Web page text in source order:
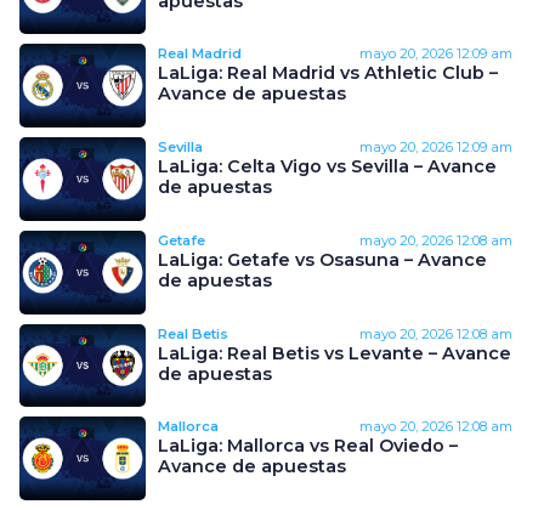
Real Madrid mayo 20, 2026 12:09 am
LaLiga: Real Madrid vs Athletic Club –
Avance de apuestas
Sevilla mayo 20, 2026 12:09 am
LaLiga: Celta Vigo vs Sevilla – Avance
de apuestas
Getafe mayo 20, 2026 12:08 am
LaLiga: Getafe vs Osasuna – Avance
de apuestas
Real Betis mayo 20, 2026 12:08 am
LaLiga: Real Betis vs Levante – Avance
de apuestas
Mallorca mayo 20, 2026 12:08 am
LaLiga: Mallorca vs Real Oviedo –
Avance de apuestas